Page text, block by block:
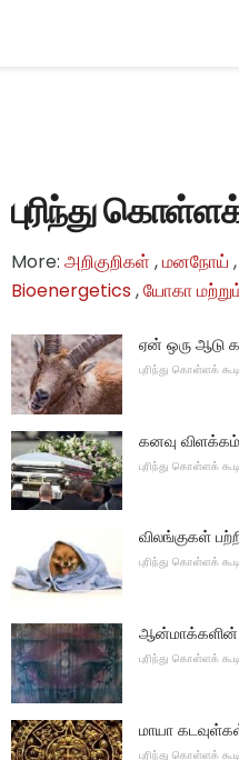
புரிந்து
More: அறிகுறிகள் ,மனநோய் ,
Bioenergetics,யோகா
ஏன் ஒரு ஆடு
புரிந்து கொள்ளக்
கனவு
புரிந்து கொள்ளக்
விலங்குகள்
புரிந்து கொள்ளக்
ஆன்மாக்களின்
புரிந்து கொள்ளக்
மாயா
புரிந்து கொள்ளக்